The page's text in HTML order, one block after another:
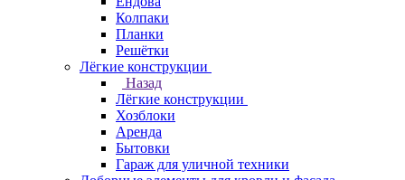
Колпаки
Планки
Решётки
Лёгкие конструкции
Назад
Лёгкие конструкции
Хозблоки
Аренда
Бытовки
Гараж для уличной техники